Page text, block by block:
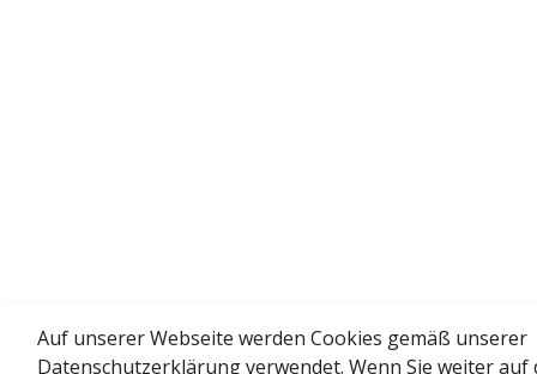
Auf unserer Webseite werden Cookies gemäß unserer
Datenschutzerklärung verwendet. Wenn Sie weiter auf